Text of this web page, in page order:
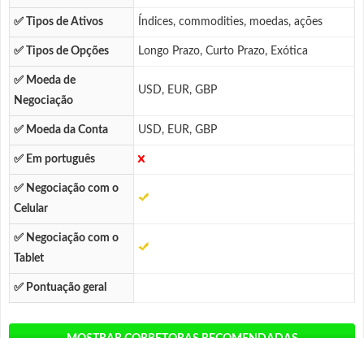
✅ Tipos de Ativos Índices, commodities, moedas, ações
✅ Tipos de Opções Longo Prazo, Curto Prazo, Exótica
✅ Moeda de
Negociação
USD, EUR, GBP
✅ Moeda da Conta USD, EUR, GBP
✅ Em português
✅ Negociação com o
Celular
✅ Negociação com o
Tablet
✅ Pontuação geral